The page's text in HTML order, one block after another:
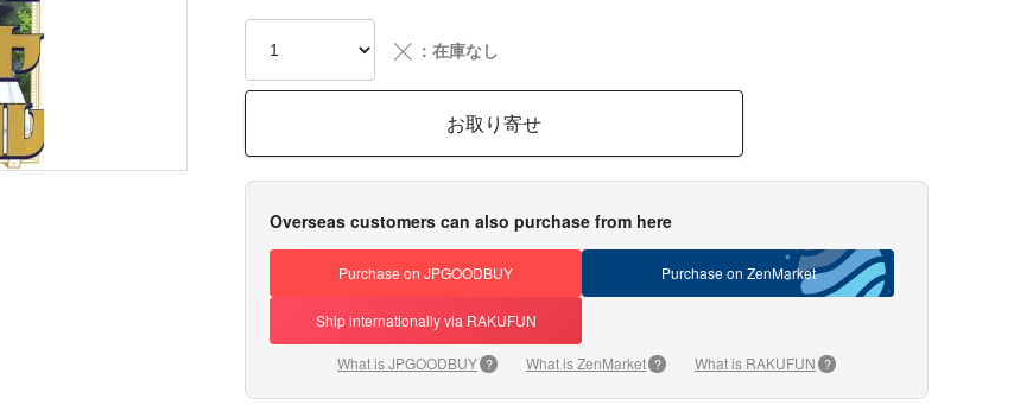
╳ ：在庫なし
お取り寄せ
Overseas customers can also purchase from here
Purchase on JPGOODBUY Purchase on ZenMarket
Ship internationally via RAKUFUN
What is JPGOODBUY ? What is ZenMarket ? What is RAKUFUN ?